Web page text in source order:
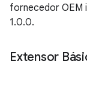
fornecedor OEM
1.0.0.
Extensor